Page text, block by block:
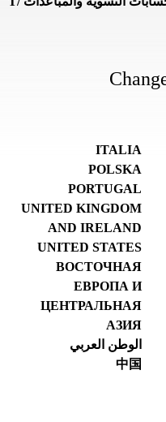
ITALIA
POLSKA
PORTUGAL
UNITED KINGDOM
AND IRELAND
UNITED STATES
ВОСТОЧНАЯ
ЕВРОПА И
ЦЕНТРАЛЬНАЯ
АЗИЯ
الوطن العربي
中国